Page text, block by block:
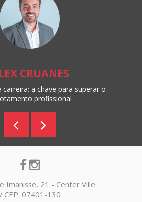
CRUANES
carreira: a chave para superar o
profissional
Imanisse, 21 - Center Ville
CEP: 07401-130